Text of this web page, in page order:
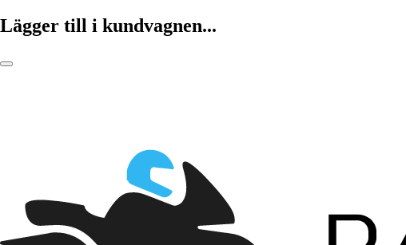
Lägger till i kundvagnen...